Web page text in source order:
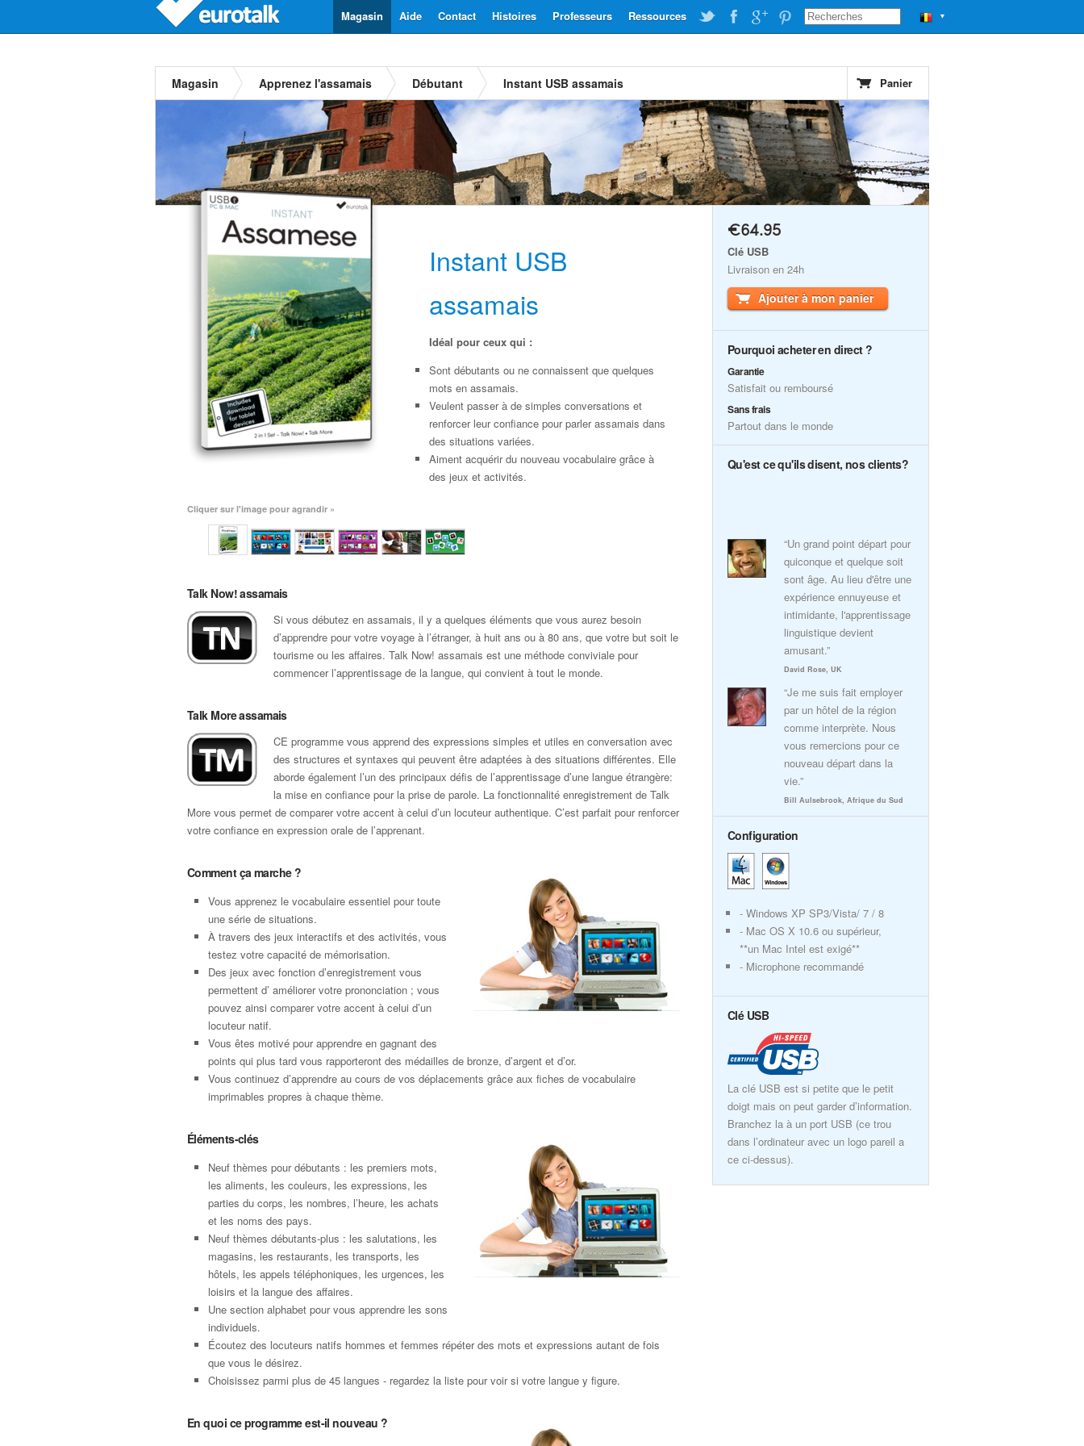
▼
Ressources
Professeurs
Histoires
Contact
Aide
Magasin
Magasin Apprenez l'assamais Débutant Instant USB assamais Panier
Instant USB
assamais
Idéal pour ceux qui :
Sont débutants ou ne connaissent que quelques
mots en assamais.
Veulent passer à de simples conversations et
renforcer leur confiance pour parler assamais dans
des situations variées.
Aiment acquérir du nouveau vocabulaire grâce à
des jeux et activités.
Cliquer sur l'image pour agrandir »
Talk Now! assamais
Si vous débutez en assamais, il y a quelques éléments que vous aurez besoin
d’apprendre pour votre voyage à l’étranger, à huit ans ou à 80 ans, que votre but soit le
tourisme ou les affaires. Talk Now! assamais est une méthode conviviale pour
commencer l’apprentissage de la langue, qui convient à tout le monde.
Talk More assamais
CE programme vous apprend des expressions simples et utiles en conversation avec
des structures et syntaxes qui peuvent être adaptées à des situations différentes. Elle
aborde également l’un des principaux défis de l’apprentissage d’une langue étrangère:
la mise en confiance pour la prise de parole. La fonctionnalité enregistrement de Talk
More vous permet de comparer votre accent à celui d’un locuteur authentique. C’est parfait pour renforcer
votre confiance en expression orale de l’apprenant.
Comment ça marche ?
Vous apprenez le vocabulaire essentiel pour toute
une série de situations.
À travers des jeux interactifs et des activités, vous
testez votre capacité de mémorisation.
Des jeux avec fonction d’enregistrement vous
permettent d’ améliorer votre prononciation ; vous
pouvez ainsi comparer votre accent à celui d’un
locuteur natif.
Vous êtes motivé pour apprendre en gagnant des
points qui plus tard vous rapporteront des médailles de bronze, d’argent et d’or.
Vous continuez d’apprendre au cours de vos déplacements grâce aux fiches de vocabulaire
imprimables propres à chaque thème.
Éléments-clés
Neuf thèmes pour débutants : les premiers mots,
les aliments, les couleurs, les expressions, les
parties du corps, les nombres, l’heure, les achats
et les noms des pays.
Neuf thèmes débutants-plus : les salutations, les
magasins, les restaurants, les transports, les
hôtels, les appels téléphoniques, les urgences, les
loisirs et la langue des affaires.
Une section alphabet pour vous apprendre les sons
individuels.
Écoutez des locuteurs natifs hommes et femmes répéter des mots et expressions autant de fois
que vous le désirez.
Choisissez parmi plus de 45 langues - regardez la liste pour voir si votre langue y figure.
En quoi ce programme est-il nouveau ?
€64.95
Clé USB
Livraison en 24h
Ajouter à mon panier
Pourquoi acheter en direct ?
Garantie
Satisfait ou remboursé
Sans frais
Partout dans le monde
Qu'est ce qu'ils disent, nos clients?
“Un grand point départ pour
quiconque et quelque soit
sont âge. Au lieu d'être une
expérience ennuyeuse et
intimidante, l'apprentissage
linguistique devient
amusant.”
David Rose, UK
“Je me suis fait employer
par un hôtel de la région
comme interprète. Nous
vous remercions pour ce
nouveau départ dans la
vie.”
Bill Aulsebrook, Afrique du Sud
Configuration
- Windows XP SP3/Vista/ 7 / 8
- Mac OS X 10.6 ou supérieur,
**un Mac Intel est exigé**
- Microphone recommandé
Clé USB
La clé USB est si petite que le petit
doigt mais on peut garder d’information.
Branchez la à un port USB (ce trou
dans l’ordinateur avec un logo pareil a
ce ci-dessus).